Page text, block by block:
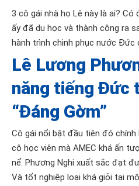
3 cô gái nhà họ Lê này là ai?
ấy đã du học và thành công ra
hành trình chinh phục nước Đức
Lê Lương
năng tiếng Đức
“Đáng Gờm”
Cô gái nổi bật đầu tiên đó chính
cô học viên mà AMEC khá ấn
nể. Phương Nghi xuất sắc đạt
Và tốt nghiệp loại khá giỏi tại